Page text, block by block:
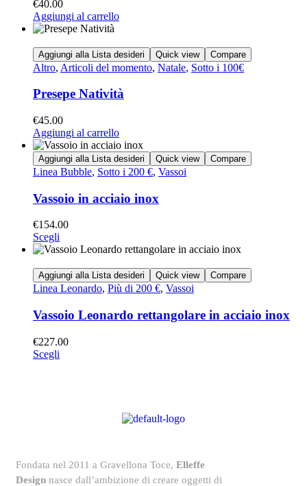
€40.00
Aggiungi al carrello
Aggiungi alla Lista desideri Quick view Compare
Altro, Articoli del momento, Natale, Sotto i 100€
Presepe Natività
€45.00
Aggiungi al carrello
Aggiungi alla Lista desideri Quick view Compare
Linea Bubble, Sotto i 200 €, Vassoi
Vassoio in acciaio inox
€154.00
Scegli
Aggiungi alla Lista desideri Quick view Compare
Linea Leonardo, Più di 200 €, Vassoi
Vassoio Leonardo rettangolare in acciaio inox
€227.00
Scegli
Fondata nel 2011 a Gravellona Toce, Elleffe
Design nasce dall’ambizione di creare oggetti di